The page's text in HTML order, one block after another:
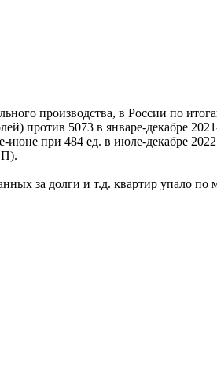
производства, в России по
против 5073 в январе-декабре
при 484 ед. в июле-декабре 2022
за долги и т.д. квартир упало